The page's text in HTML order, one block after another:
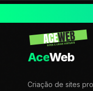
AceWeb
Criação de sites